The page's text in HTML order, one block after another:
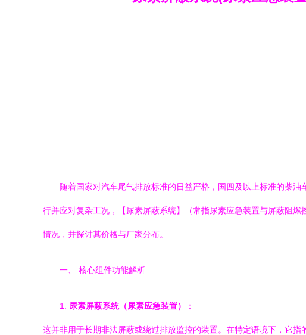
随着国家对汽车尾气排放标准的日益严格，国四及以上标准的柴
行并应对复杂工况，【尿素屏蔽系统】（常指尿素应急装置与屏蔽阻
情况，并探讨其价格与厂家分布。
一、 核心组件功能解析
1. 尿素屏蔽系统（尿素应急装置） ：
这并非用于长期非法屏蔽或绕过排放监控的装置。在特定语境下，它